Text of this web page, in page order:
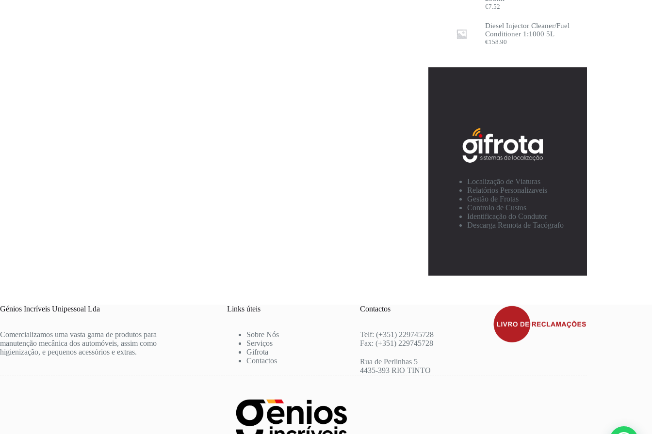
€7.52
Diesel Injector Cleaner/Fuel
Conditioner 1:1000 5L
€158.90
Localização de Viaturas
Relatórios Personalizaveis
Gestão de Frotas
Controlo de Custos
Identificação do Condutor
Descarga Remota de Tacógrafo
Génios Incríveis Unipessoal Lda
Comercializamos uma vasta gama de produtos para
manutenção mecânica dos automóveis, assim como
higienização, e pequenos acessórios e extras.
Links úteis
Sobre Nós
Serviços
Gifrota
Contactos
Contactos
Telf: (+351) 229745728
Fax: (+351) 229745728
Rua de Perlinhas 5
4435-393 RIO TINTO